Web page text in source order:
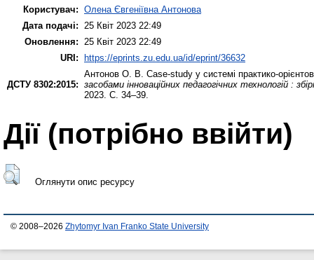
Користувач: Олена Євгеніївна Антонова
Дата подачі: 25 Квіт 2023 22:49
Оновлення: 25 Квіт 2023 22:49
URI:
https://eprints.zu.edu.ua/id/eprint/36632
ДСТУ 8302:2015:
Антонов О. В. Case-study у системі практико-
засобами інноваційних педагогічних технологій :
2023. С. 34–39.
Дії ​​(потрібно ввійти)
Оглянути опис ресурсу
© 2008–2026 Zhytomyr Ivan Franko State University